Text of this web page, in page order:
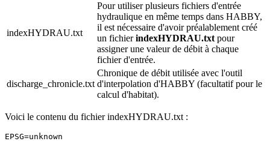
indexHYDRAU.txt
Pour utiliser plusieurs fichiers d'entrée
hydraulique en même temps dans HABBY,
il est nécessaire d'avoir préalablement créé
un fichierindexHYDRAU.txt pour
assigner une valeur de débit à chaque
fichier d'entrée.
discharge_chronicle.txt
Chronique de débit utilisée avec l'outil
d'interpolation d'HABBY (facultatif pour le
calcul d'habitat).
Voici le contenu du fichier indexHYDRAU.txt :
EPSG=unknown